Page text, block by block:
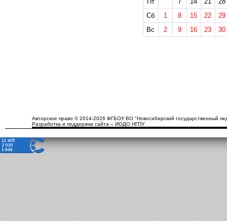
Сб
1 8 15 22
29
Вс
2 9 16 23 30
Авторское право © 2014-2026 ФГБОУ ВО "Новосибирский государственный
Разработка и поддержка сайта – ИОДО НГПУ